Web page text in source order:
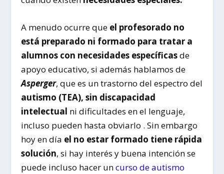
A menudo ocurre que el profesorado no
está preparado ni formado para tratar a
alumnos con necesidades específicasde
apoyo educativo, si además hablamos de
Asperger, que es un trastorno del espectro del
autismo (TEA), sin discapacidad
intelectual ni dificultades en el lenguaje,
incluso pueden hasta obviarlo . Sin embargo
hoy en día el no estar formado tiene rápida
solución, si hay interés y buena intención se
puede incluso hacer uncurso de autismo